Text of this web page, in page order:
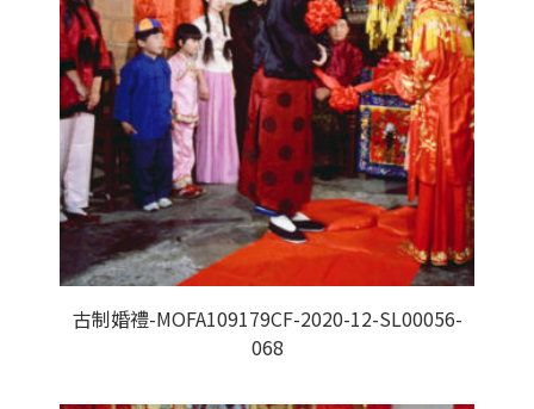
古制婚禮-MOFA109179CF-2020-12-SL00056-
068